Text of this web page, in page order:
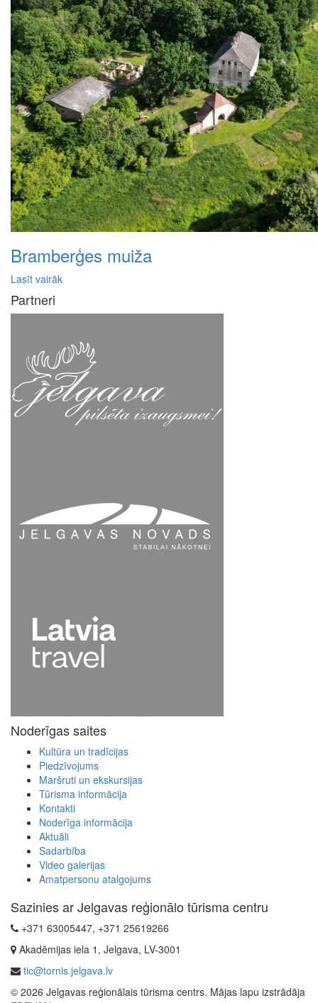
Bramberģes muiža
Lasīt vairāk
Partneri
Noderīgas saites
Kultūra un tradīcijas
Piedzīvojums
Maršruti un ekskursijas
Tūrisma informācija
Kontakti
Noderīga informācija
Aktuāli
Sadarbība
Video galerijas
Amatpersonu atalgojums
Sazinies ar Jelgavas reģionālo tūrisma centru
+371 63005447, +371 25619266
Akadēmijas iela 1, Jelgava, LV-3001
tic@tornis.jelgava.lv
© 2026 Jelgavas reģionālais tūrisma centrs. Mājas lapu izstrādāja